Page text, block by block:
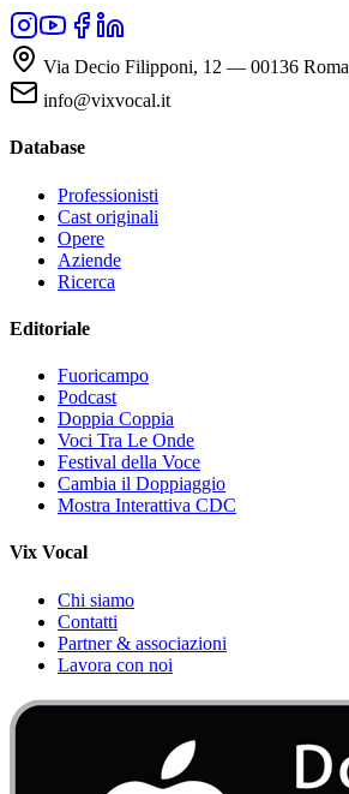
Via Decio Filipponi, 12 — 00136 Roma
info@vixvocal.it
Database
Professionisti
Cast originali
Opere
Aziende
Ricerca
Editoriale
Fuoricampo
Podcast
Doppia Coppia
Voci Tra Le Onde
Festival della Voce
Cambia il Doppiaggio
Mostra Interattiva CDC
Vix Vocal
Chi siamo
Contatti
Partner & associazioni
Lavora con noi